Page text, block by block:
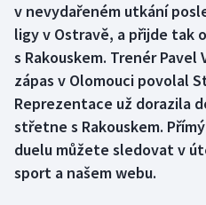
Curling
Dostihy
Florbal
Futsal
v nevydařeném utkání
ligy v Ostravě, a přijde tak
s Rakouskem. Trenér
zápas v Olomouci povolal
Reprezentace už dorazila
střetne s Rakouskem.
duelu můžete sledovat v
sport a našem webu.